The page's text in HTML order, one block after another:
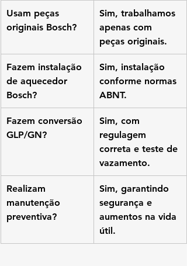
Usam peças
originais Bosch?
Sim, trabalhamos
apenas com
peças originais.
Fazem instalação
de aquecedor
Bosch?
Sim, instalação
conforme normas
ABNT.
Fazem conversão
GLP/GN?
Sim, com
regulagem
correta e teste de
vazamento.
Realizam
manutenção
preventiva?
Sim, garantindo
segurança e
aumentos na vida
útil.